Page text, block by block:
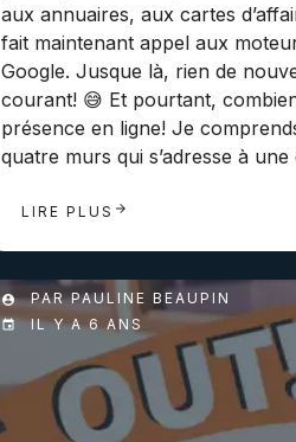
aux annuaires, aux cartes
fait maintenant appel aux
Google. Jusque là, rien de
courant! 😅 Et pourtant,
présence en ligne! Je
quatre murs qui s’adresse à
LIRE PLUS
PAR PAULINE BEAUPIN
IL Y A 6 ANS